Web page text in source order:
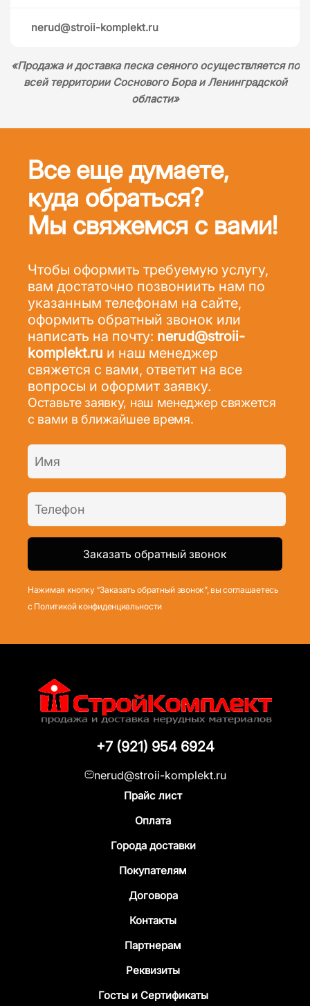
nerud@stroii-komplekt.ru
«Продажа и доставка песка сеяного осуществляется по
всей территории Соснового Бора и Ленинградской
области»
Все еще думаете,
куда обраться?
Мы свяжемся с вами!
Чтобы оформить требуемую услугу,
вам достаточно позвониить нам по
указанным телефонам на сайте,
оформить обратный звонок или
написать на почту: nerud@stroii-
komplekt.ru и наш менеджер
свяжется с вами, ответит на все
вопросы и оформит заявку.
Оставьте заявку, наш менеджер свяжется
с вами в ближайшее время.
Нажимая кнопку “Заказать обратный звонок”, вы соглашаетесь
с Политикой конфиденциальности
+7 (921) 954 6924
nerud@stroii-komplekt.ru
Прайс лист
Оплата
Города доставки
Покупателям
Договора
Контакты
Партнерам
Реквизиты
Госты и Сертификаты